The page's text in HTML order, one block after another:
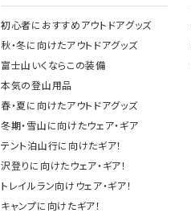
初心者におすすめアウトドアグッズ
秋・冬に向けたアウトドアグッズ
富士山いくならこの装備
本気の登山用品
春・夏に向けたアウトドアグッズ
冬期・雪山に向けたウェア・ギア
テント泊山行に向けたギア！
沢登りに向けたウェア・ギア！
トレイルラン向けウェア・ギア！
キャンプに向けたギア！